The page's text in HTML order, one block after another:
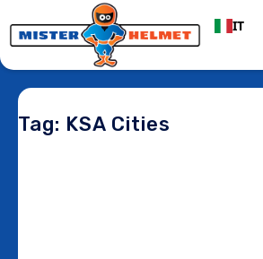
IT
Tag: KSA Cities